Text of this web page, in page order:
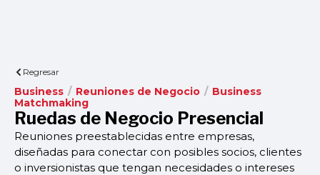
Regresar
Business / Reuniones de Negocio / Business
Matchmaking
Ruedas de Negocio Presencial
Reuniones preestablecidas entre empresas,
diseñadas para conectar con posibles socios, clientes
o inversionistas que tengan necesidades o intereses